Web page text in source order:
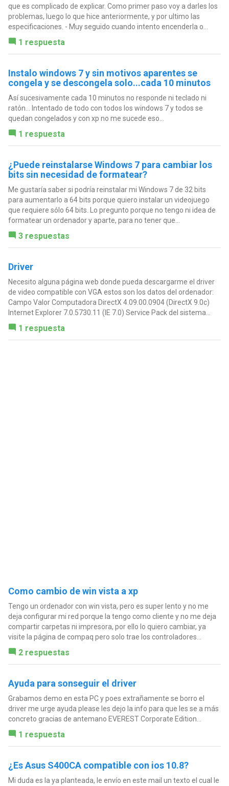
que es complicado de explicar. Como primer paso voy a darles los
problemas, luego lo que hice anteriormente, y por ultimo las
especificaciones. - Muy seguido cuando intento encenderla o...
1 respuesta
Instalo windows 7 y sin motivos aparentes se
congela y se descongela solo...cada 10 minutos
Así sucesivamente cada 10 minutos no responde ni teclado ni
ratón... Intentado de todo con todos los windows 7 y todos se
quedan congelados y con xp no me sucede eso...
1 respuesta
¿Puede reinstalarse Windows 7 para cambiar los
bits sin necesidad de formatear?
Me gustaría saber si podría reinstalar mi Windows 7 de 32 bits
para aumentarlo a 64 bits porque quiero instalar un videojuego
que requiere sólo 64 bits. Lo pregunto porque no tengo ni idea de
formatear un ordenador y aparte, para no tener que...
3 respuestas
Driver
Necesito alguna página web donde pueda descargarme el driver
de video compatible con VGA estos son los datos del ordenador:
Campo Valor Computadora DirectX 4.09.00.0904 (DirectX 9.0c)
Internet Explorer 7.0.5730.11 (IE 7.0) Service Pack del sistema...
1 respuesta
Como cambio de win vista a xp
Tengo un ordenador con win vista, pero es super lento y no me
deja configurar mi red porque la tengo como cliente y no me deja
compartir carpetas ni impresora, por ello lo quiero cambiar, ya
visite la página de compaq pero solo trae los controladores...
2 respuestas
Ayuda para sonseguir el driver
Grabamos demo en esta PC y poes extrañamente se borro el
driver me urge ayuda please les dejo la info para que les se a más
concreto gracias de antemano EVEREST Corporate Edition...
1 respuesta
¿Es Asus S400CA compatible con ios 10.8?
Mi duda es la ya planteada, le envío en este mail un texto el cual le